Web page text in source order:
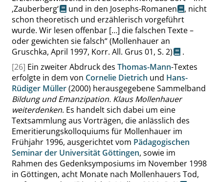
‚Zauberberg‘ und in den Josephs-Romanen
, nicht
schon theoretisch und erzählerisch vorgeführt
wurde. Wir lesen offenbar […] die falschen Texte –
oder gewichten sie falsch“(Mollenhauer an
Gruschka, April 1997, Korr. All. Grus 01, S. 2)
.
[26] Ein zweiter Abdruck des Thomas-Mann-Textes
erfolgte in dem von Cornelie Dietrich und Hans-
Rüdiger Müller(2000) herausgegebene Sammelband
Bildung und Emanzipation. Klaus Mollenhauer
weiterdenken. Es handelt sich dabei um eine
Textsammlung aus Vorträgen, die anlässlich des
Emeritierungskolloquiums für Mollenhauer im
Frühjahr 1996, ausgerichtet vom Pädagogischen
Seminar der Universität Göttingen, sowie im
Rahmen des Gedenksymposiums im November 1998
in Göttingen, acht Monate nach Mollenhauers Tod,